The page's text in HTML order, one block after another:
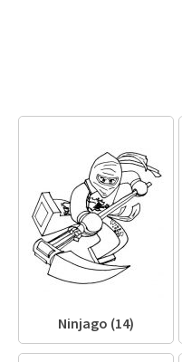
Ninjago (14)